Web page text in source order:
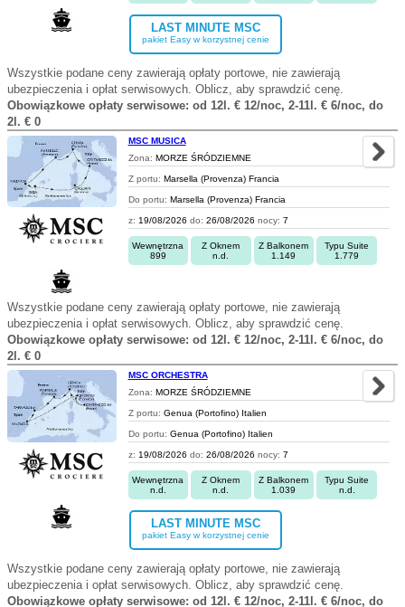
LAST MINUTE MSC
pakiet Easy w korzystnej cenie
Wszystkie podane ceny zawierają opłaty portowe, nie zawierają
ubezpieczenia i opłat serwisowych. Oblicz, aby sprawdzić cenę.
Obowiązkowe opłaty serwisowe: od 12l. € 12/noc, 2-11l. € 6/noc, do
2l. € 0
MSC MUSICA
Zona: MORZE ŚRÓDZIEMNE
Z portu: Marsella (Provenza) Francia
Do portu: Marsella (Provenza) Francia
z: 19/08/2026 do: 26/08/2026 nocy: 7
Wewnętrzna
899
Z Oknem
n.d.
Z Balkonem
1.149
Typu Suite
1.779
Wszystkie podane ceny zawierają opłaty portowe, nie zawierają
ubezpieczenia i opłat serwisowych. Oblicz, aby sprawdzić cenę.
Obowiązkowe opłaty serwisowe: od 12l. € 12/noc, 2-11l. € 6/noc, do
2l. € 0
MSC ORCHESTRA
Zona: MORZE ŚRÓDZIEMNE
Z portu: Genua (Portofino) Italien
Do portu: Genua (Portofino) Italien
z: 19/08/2026 do: 26/08/2026 nocy: 7
Wewnętrzna
n.d.
Z Oknem
n.d.
Z Balkonem
1.039
Typu Suite
n.d.
LAST MINUTE MSC
pakiet Easy w korzystnej cenie
Wszystkie podane ceny zawierają opłaty portowe, nie zawierają
ubezpieczenia i opłat serwisowych. Oblicz, aby sprawdzić cenę.
Obowiązkowe opłaty serwisowe: od 12l. € 12/noc, 2-11l. € 6/noc, do